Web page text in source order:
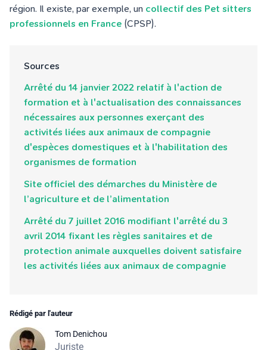
région. Il existe, par exemple, un collectif des Pet sitters
professionnels en France (CPSP).
Sources
Arrêté du 14 janvier 2022 relatif à l'action de
formation et à l'actualisation des connaissances
nécessaires aux personnes exerçant des
activités liées aux animaux de compagnie
d'espèces domestiques et à l'habilitation des
organismes de formation
Site officiel des démarches du Ministère de
l’agriculture et de l’alimentation
Arrêté du 7 juillet 2016 modifiant l'arrêté du 3
avril 2014 fixant les règles sanitaires et de
protection animale auxquelles doivent satisfaire
les activités liées aux animaux de compagnie
Rédigé par l'auteur
Tom Denichou
Juriste